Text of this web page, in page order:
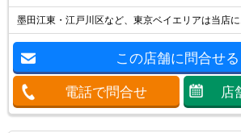
墨田江東・江戸川区など、東京ベイエリアは当店に
この店舗に問合せる
電話で問合せ 店